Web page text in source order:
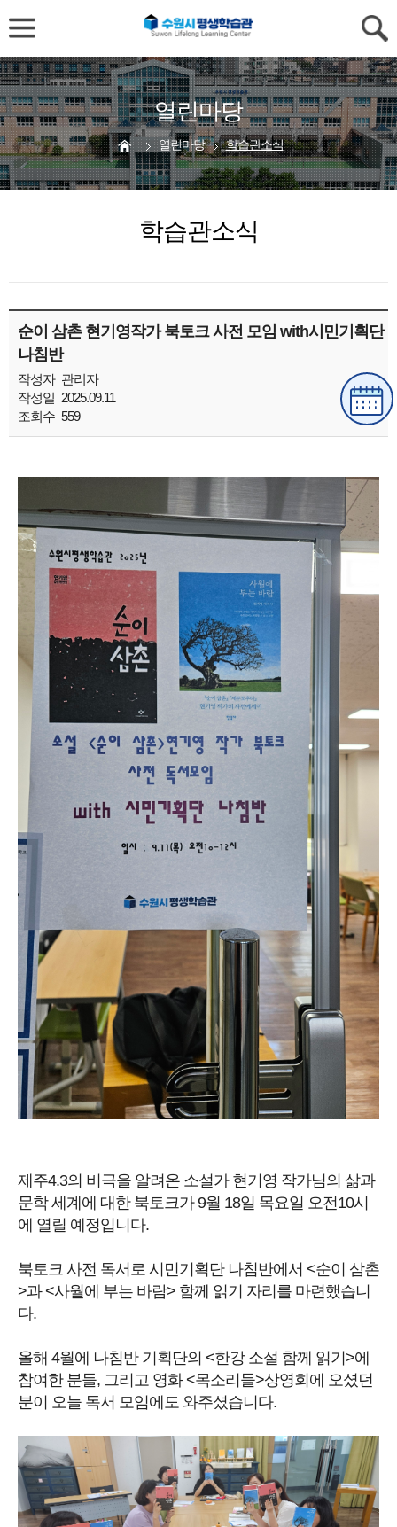
열린마당
열린마당 학습관소식
학습관소식
순이 삼촌 현기영작가 북토크 사전 모임 with시민기획단
나침반
작성자 관리자
작성일 2025.09.11
조회수 559
제주4.3의 비극을 알려온 소설가 현기영 작가님의 삶과
문학 세계에 대한 북토크가 9월 18일 목요일 오전10시
에 열릴 예정입니다.
북토크 사전 독서로 시민기획단 나침반에서 <순이 삼촌
>과 <사월에 부는 바람> 함께 읽기 자리를 마련했습니
다.
올해 4월에 나침반 기획단의 <한강 소설 함께 읽기>에
참여한 분들, 그리고 영화 <목소리들>상영회에 오셨던
분이 오늘 독서 모임에도 와주셨습니다.